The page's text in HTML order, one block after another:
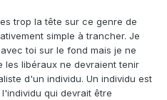
trop la tête sur ce genre de
simple à trancher. Je
toi sur le fond mais je ne
libéraux ne devraient tenir
d'un individu. Un individu est
qui devrait être